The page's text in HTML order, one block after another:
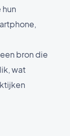
bron die
wat